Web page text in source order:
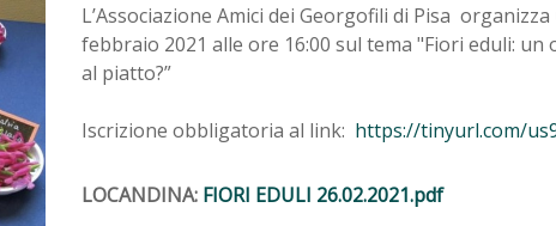
L’Associazione Amici dei Georgofili di Pisa
febbraio 2021 alle ore 16:00 sul tema "Fiori eduli:
al piatto?”
Iscrizione obbligatoria al link: https://tinyurl.com/
LOCANDINA: FIORI EDULI 26.02.2021.pdf